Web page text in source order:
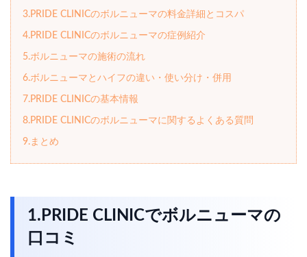
3.PRIDE CLINICのボルニューマの料金詳細とコスパ
4.PRIDE CLINICのボルニューマの症例紹介
5.ボルニューマの施術の流れ
6.ボルニューマとハイフの違い・使い分け・併用
7.PRIDE CLINICの基本情報
8.PRIDE CLINICのボルニューマに関するよくある質問
9.まとめ
1.PRIDE CLINICでボルニューマの
口コミ